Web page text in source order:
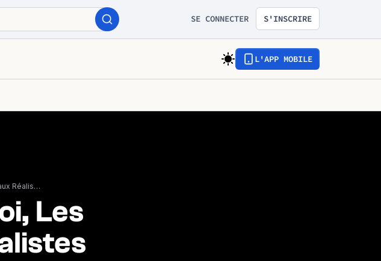
SE CONNECTER S'INSCRIRE
L'APP MOBILE
Mode d'Emploi, Les Nouveaux Réalistes
Les